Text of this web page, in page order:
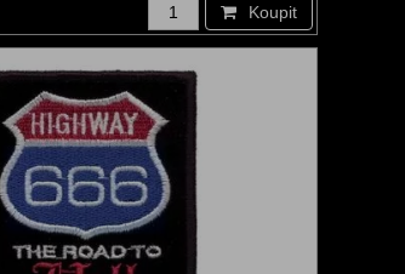
Koupit